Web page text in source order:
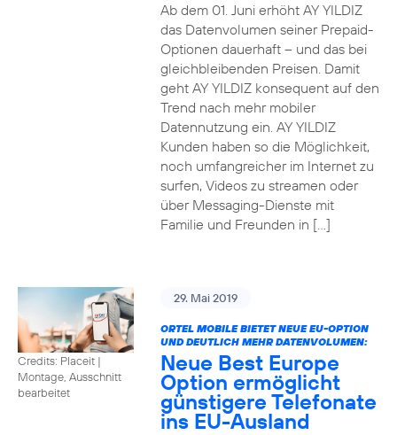
Ab dem 01. Juni erhöht AY YILDIZ
das Datenvolumen seiner Prepaid-
Optionen dauerhaft – und das bei
gleichbleibenden Preisen. Damit
geht AY YILDIZ konsequent auf den
Trend nach mehr mobiler
Datennutzung ein. AY YILDIZ
Kunden haben so die Möglichkeit,
noch umfangreicher im Internet zu
surfen, Videos zu streamen oder
über Messaging-Dienste mit
Familie und Freunden in […]
Credits: Placeit |
Montage, Ausschnitt
bearbeitet
29. Mai 2019
ORTEL MOBILE BIETET NEUE EU-OPTION
UND DEUTLICH MEHR DATENVOLUMEN:
Neue Best Europe
Option ermöglicht
günstigere Telefonate
ins EU-Ausland